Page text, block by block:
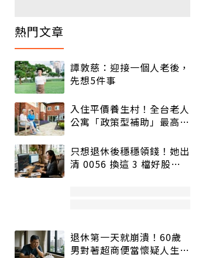
熱門文章
譚敦慈：迎接一個人老後，
先想5件事
入住平價養生村！全台老人
公寓「政策型補助」最高打
只想退休後穩穩領錢！她出
清 0056 換這 3 檔好股：
退休第一天就崩潰！60歲
男對著超商便當懷疑人生